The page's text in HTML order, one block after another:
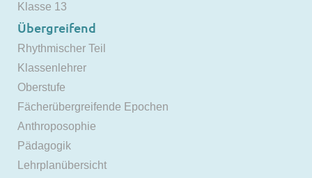
Klasse 13
Übergreifend
Rhythmischer Teil
Klassenlehrer
Oberstufe
Fächerübergreifende Epochen
Anthroposophie
Pädagogik
Lehrplanübersicht